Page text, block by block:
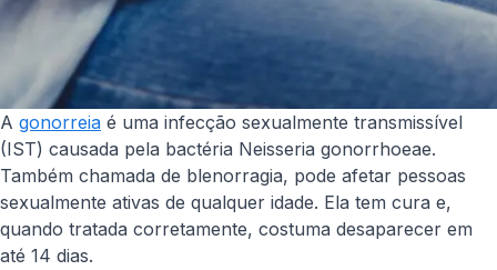
A gonorreia é uma infecção sexualmente transmissível
(IST) causada pela bactéria Neisseria gonorrhoeae.
Também chamada de blenorragia, pode afetar pessoas
sexualmente ativas de qualquer idade. Ela tem cura e,
quando tratada corretamente, costuma desaparecer em
até 14 dias.